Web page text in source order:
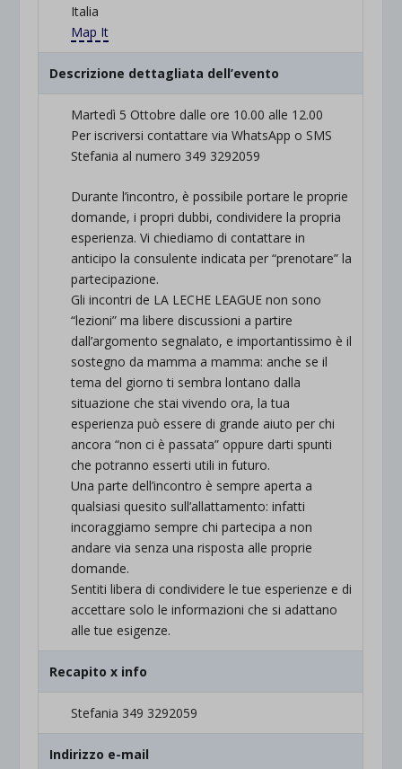
Italia
Map It
Descrizione dettagliata dell’evento
Martedì 5 Ottobre dalle ore 10.00 alle 12.00
Per iscriversi contattare via WhatsApp o SMS
Stefania al numero 349 3292059
Durante l’incontro, è possibile portare le proprie
domande, i propri dubbi, condividere la propria
esperienza. Vi chiediamo di contattare in
anticipo la consulente indicata per “prenotare” la
partecipazione.
Gli incontri de LA LECHE LEAGUE non sono
“lezioni” ma libere discussioni a partire
dall’argomento segnalato, e importantissimo è il
sostegno da mamma a mamma: anche se il
tema del giorno ti sembra lontano dalla
situazione che stai vivendo ora, la tua
esperienza può essere di grande aiuto per chi
ancora “non ci è passata” oppure darti spunti
che potranno esserti utili in futuro.
Una parte dell’incontro è sempre aperta a
qualsiasi quesito sull’allattamento: infatti
incoraggiamo sempre chi partecipa a non
andare via senza una risposta alle proprie
domande.
Sentiti libera di condividere le tue esperienze e di
accettare solo le informazioni che si adattano
alle tue esigenze.
Recapito x info
Stefania 349 3292059
Indirizzo e-mail